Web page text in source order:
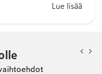
Lue lisää